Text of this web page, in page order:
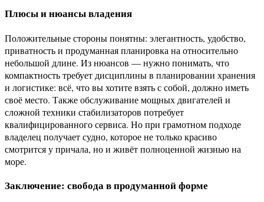
Плюсы и нюансы владения
Положительные стороны понятны: элегантность, удобство,
приватность и продуманная планировка на относительно
небольшой длине. Из нюансов — нужно понимать, что
компактность требует дисциплины в планировании хранения
и логистике: всё, что вы хотите взять с собой, должно иметь
своё место. Также обслуживание мощных двигателей и
сложной техники стабилизаторов потребует
квалифицированного сервиса. Но при грамотном подходе
владелец получает судно, которое не только красиво
смотрится у причала, но и живёт полноценной жизнью на
море.
Заключение: свобода в продуманной форме